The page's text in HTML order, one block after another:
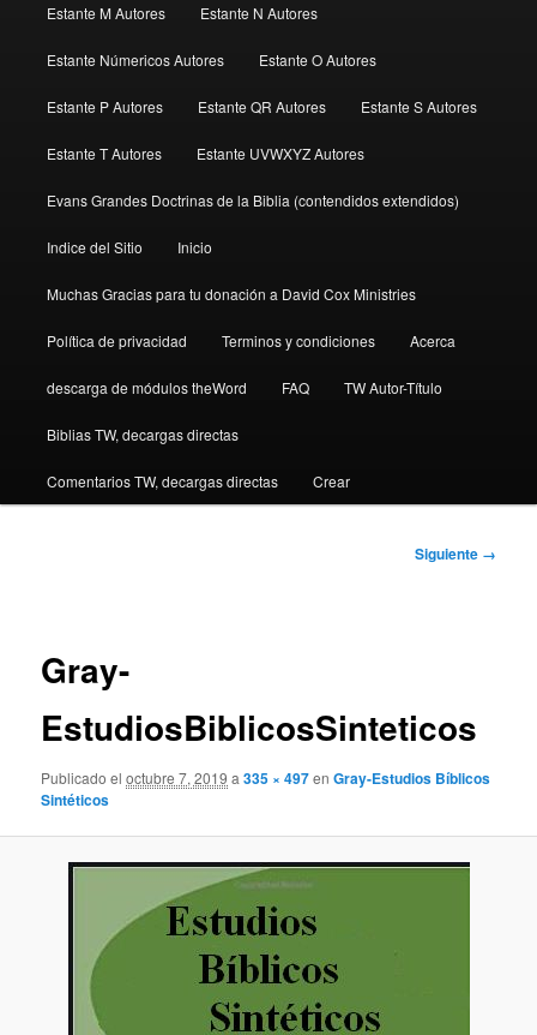
Estante M Autores Estante N Autores
Estante Númericos Autores Estante O Autores
Estante P Autores Estante QR Autores Estante S Autores
Estante T Autores Estante UVWXYZ Autores
Evans Grandes Doctrinas de la Biblia (contendidos extendidos)
Indice del Sitio Inicio
Muchas Gracias para tu donación a David Cox Ministries
Política de privacidad Terminos y condiciones Acerca
descarga de módulos theWord FAQ TW Autor-Título
Biblias TW, decargas directas
Comentarios TW, decargas directas Crear
Siguiente →
Gray-
EstudiosBiblicosSinteticos
Publicado el octubre 7, 2019 a335 × 497enGray-Estudios Bíblicos
Sintéticos